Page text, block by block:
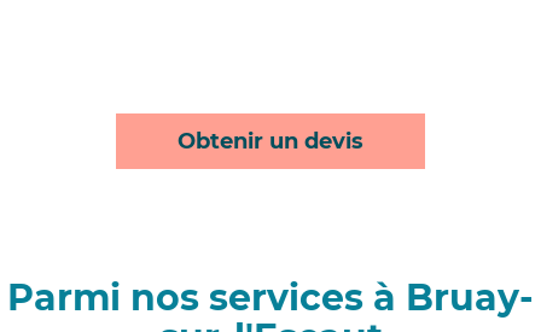
Obtenir un devis
Parmi nos services à Bruay-